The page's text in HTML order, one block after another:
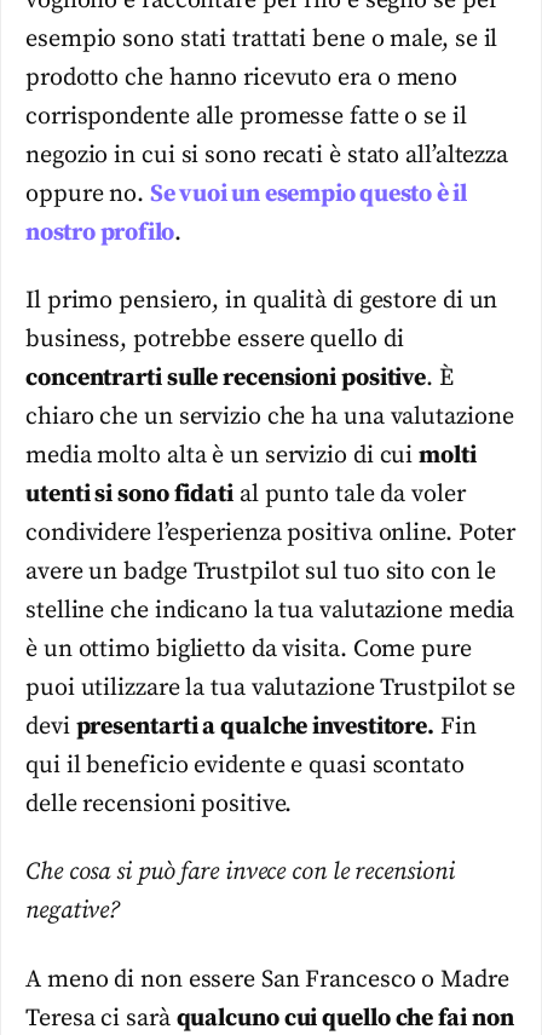
esempio sono stati trattati bene o male, se il
prodotto che hanno ricevuto era o meno
corrispondente alle promesse fatte o se il
negozio in cui si sono recati è stato all’altezza
oppure no. Se vuoi un esempio questo è il
nostro profilo.
Il primo pensiero, in qualità di gestore di un
business, potrebbe essere quello di
concentrarti sulle recensioni positive. È
chiaro che un servizio che ha una valutazione
media molto alta è un servizio di cuimolti
utenti si sono fidatial punto tale da voler
condividere l’esperienza positiva online. Poter
avere un badge Trustpilot sul tuo sito con le
stelline che indicano la tua valutazione media
è un ottimo biglietto da visita. Come pure
puoi utilizzare la tua valutazione Trustpilot se
devi presentarti a qualche investitore. Fin
qui il beneficio evidente e quasi scontato
delle recensioni positive.
Che cosa si può fare invece con le recensioni
negative?
A meno di non essere San Francesco o Madre
Teresa ci sarà qualcuno cui quello che fai non